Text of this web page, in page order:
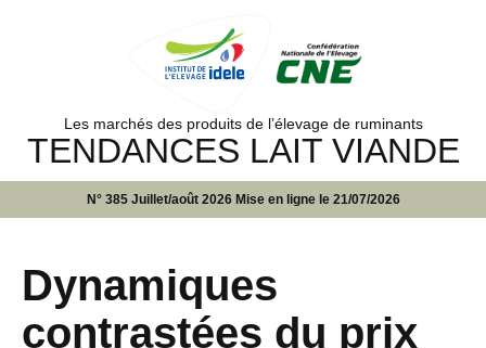
Les marchés des produits de l’élevage de ruminants
TENDANCES LAIT VIANDE
N° 385 Juillet/août 2026 Mise en ligne le 21/07/2026
Dynamiques
contrastées du prix